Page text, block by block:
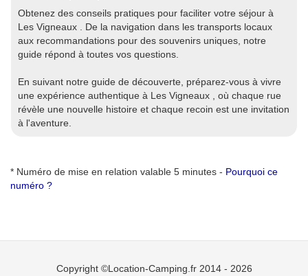
Obtenez des conseils pratiques pour faciliter votre séjour à
Les Vigneaux . De la navigation dans les transports locaux
aux recommandations pour des souvenirs uniques, notre
guide répond à toutes vos questions.
En suivant notre guide de découverte, préparez-vous à vivre
une expérience authentique à Les Vigneaux , où chaque rue
révèle une nouvelle histoire et chaque recoin est une invitation
à l'aventure.
* Numéro de mise en relation valable 5 minutes - Pourquoi ce
numéro ?
Copyright ©Location-Camping.fr 2014 - 2026